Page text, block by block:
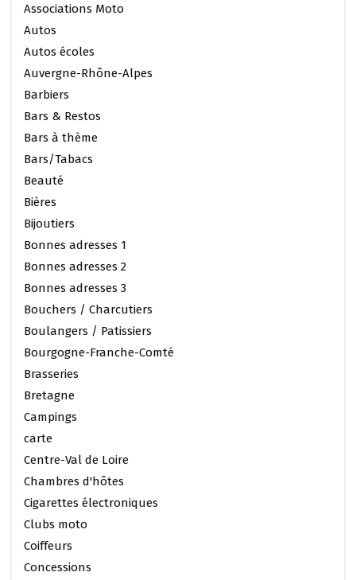
Associations Moto
Autos
Autos écoles
Auvergne-Rhône-Alpes
Barbiers
Bars & Restos
Bars à thème
Bars/Tabacs
Beauté
Bières
Bijoutiers
Bonnes adresses 1
Bonnes adresses 2
Bonnes adresses 3
Bouchers / Charcutiers
Boulangers / Patissiers
Bourgogne-Franche-Comté
Brasseries
Bretagne
Campings
carte
Centre-Val de Loire
Chambres d'hôtes
Cigarettes électroniques
Clubs moto
Coiffeurs
Concessions